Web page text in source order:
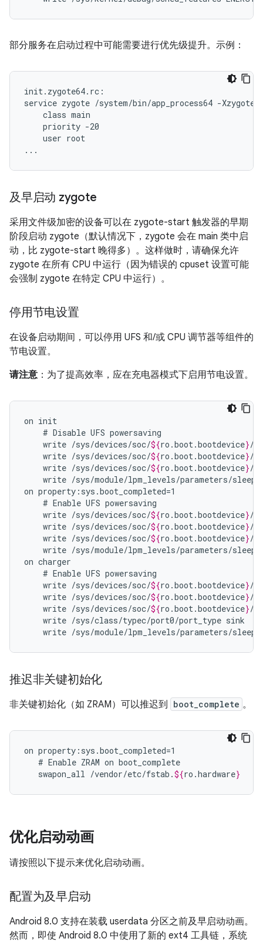
部分服务在启动过程中可能需要进行优先级提升。示例：
init.zygote64.rc:
service zygote /system/bin/app_process64 -
    class main
    priority -20
    user root
...
及早启动 zygote
采用文件级加密的设备可以在 zygote-start 触发器的早期
阶段启动 zygote（默认情况下，zygote 会在 main 类中启
动，比 zygote-start 晚得多）。这样做时，请确保允许
zygote 在所有 CPU 中运行（因为错误的 cpuset 设置可能
会强制 zygote 在特定 CPU 中运行）。
停用节电设置
在设备启动期间，可以停用 UFS 和/或 CPU 调节器等组件的
节电设置。
请注意：为了提高效率，应在充电器模式下启用节电设置。
on
# Disable UFS
write /sys/devices/soc/${ro .boot.bootdevice}/
write /sys/devices/soc/${ro .boot.bootdevice}/
write /sys/devices/soc/${ro .boot.bootdevice}/
write /sys/module/lpm_levels/parameters/
on
# Enable UFS
write /sys/devices/soc/${ro .boot.bootdevice}/
write /sys/devices/soc/${ro .boot.bootdevice}/
write /sys/devices/soc/${ro .boot.bootdevice}/
write /sys/module/lpm_levels/parameters/
on
# Enable UFS
write /sys/devices/soc/${ro .boot.bootdevice}/
write /sys/devices/soc/${ro .boot.bootdevice}/
write /sys/devices/soc/${ro .boot.bootdevice}/
write /sys/class/typec/port0/port_type
write /sys/module/lpm_levels/parameters/
推迟非关键初始化
非关键初始化（如 ZRAM）可以推迟到 boot_complete 。
on
# Enable ZRAM on
swapon_all /vendor/etc/fstab.${ro .hardware}
优化启动动画
请按照以下提示来优化启动动画。
配置为及早启动
Android 8.0 支持在装载 userdata 分区之前及早启动动画。
然而，即使 Android 8.0 中使用了新的 ext4 工具链，系统